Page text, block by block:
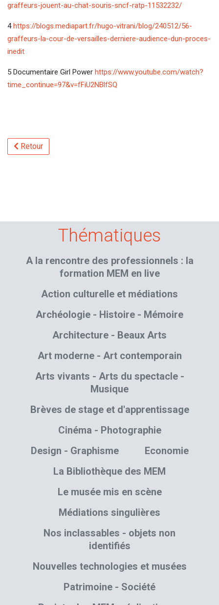
graffeurs-jouent-au-chat-souris-sncf-ratp-11532232/
4 https://blogs.mediapart.fr/hugo-vitrani/blog/240512/56-
graffeurs-la-cour-de-versailles-derniere-audience-dun-proces-
inedit
5 Documentaire Girl Power https://www.youtube.com/watch?
time_continue=97&v=fFiU2NBlfSQ
Retour
Thématiques
A la rencontre des professionnels : la
formation MEM en live
Action culturelle et médiations
Archéologie - Histoire - Mémoire
Architecture - Beaux Arts
Art moderne - Art contemporain
Arts vivants - Arts du spectacle -
Musique
Brèves de stage et d'apprentissage
Cinéma - Photographie
Design - Graphisme
Economie
La Bibliothèque des MEM
Le musée mis en scène
Médiations singulières
Nos inclassables - objets non
identifiés
Nouvelles technologies et musées
Patrimoine - Société